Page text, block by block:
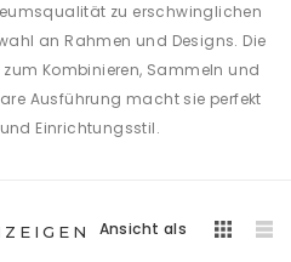
zu erschwinglichen
an Rahmen und Designs. Die
Kombinieren, Sammeln und
Ausführung macht sie perfekt
Einrichtungsstil.
Ansicht als